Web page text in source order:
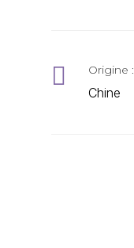
 Origine :
Chine